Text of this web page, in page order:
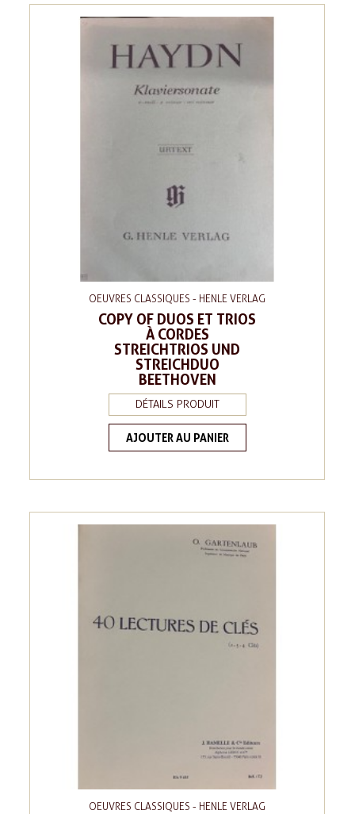
OEUVRES CLASSIQUES - HENLE VERLAG
COPY OF DUOS ET TRIOS
À CORDES
STREICHTRIOS UND
STREICHDUO
BEETHOVEN
DÉTAILS PRODUIT
AJOUTER AU PANIER
OEUVRES CLASSIQUES - HENLE VERLAG